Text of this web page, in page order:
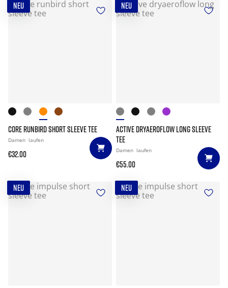
NEU
CORE RUNBIRD SHORT SLEEVE TEE
Damen laufen
€32.00
NEU
ACTIVE DRYAEROFLOW LONG SLEEVE
TEE
Damen laufen
€55.00
NEU NEU